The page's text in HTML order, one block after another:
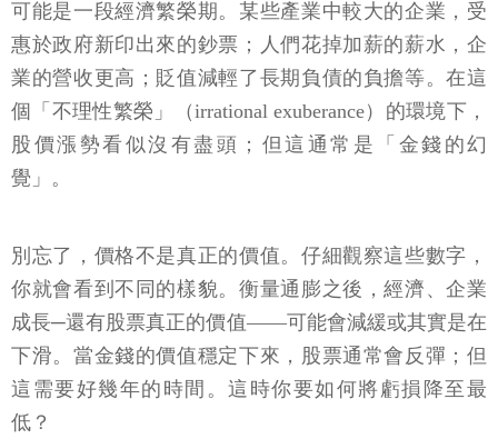
可能是一段經濟繁榮期。某些產業中較大的企業，受
惠於政府新印出來的鈔票；人們花掉加薪的薪水，企
業的營收更高；貶值減輕了長期負債的負擔等。在這
個「不理性繁榮」（irrational exuberance）的環境下，
股價漲勢看似沒有盡頭；但這通常是「金錢的幻
覺」。
別忘了，價格不是真正的價值。仔細觀察這些數字，
你就會看到不同的樣貌。衡量通膨之後，經濟、企業
成長─還有股票真正的價值——可能會減緩或其實是在
下滑。當金錢的價值穩定下來，股票通常會反彈；但
這需要好幾年的時間。這時你要如何將虧損降至最
低？